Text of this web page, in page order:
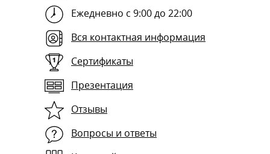
Ежедневно с 9:00 до 22:00
Вся контактная информация
Сертификаты
Презентация
Отзывы
Вопросы и ответы